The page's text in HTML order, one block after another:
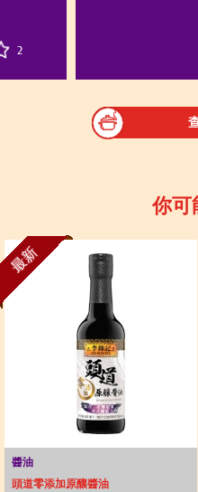
2
你可
最新
醬油
頭道零添加原釀醬油